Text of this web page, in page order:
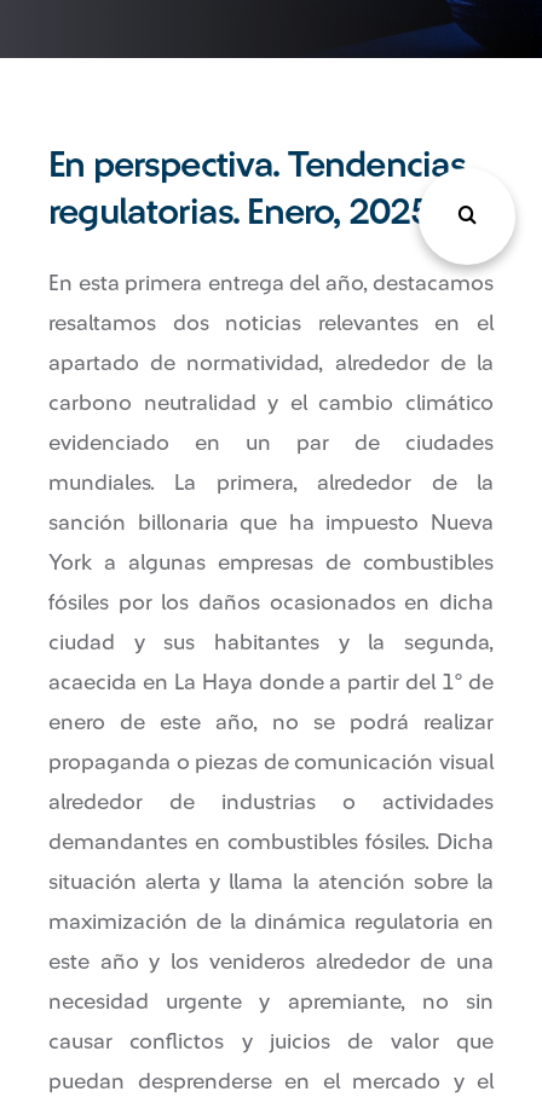
En perspectiva. Tendencias
regulatorias. Enero, 2025
En esta primera entrega del año, destacamos
resaltamos dos noticias relevantes en el
apartado de normatividad, alrededor de la
carbono neutralidad y el cambio climático
evidenciado en un par de ciudades
mundiales. La primera, alrededor de la
sanción billonaria que ha impuesto Nueva
York a algunas empresas de combustibles
fósiles por los daños ocasionados en dicha
ciudad y sus habitantes y la segunda,
acaecida en La Haya donde a partir del 1° de
enero de este año, no se podrá realizar
propaganda o piezas de comunicación visual
alrededor de industrias o actividades
demandantes en combustibles fósiles. Dicha
situación alerta y llama la atención sobre la
maximización de la dinámica regulatoria en
este año y los venideros alrededor de una
necesidad urgente y apremiante, no sin
causar conflictos y juicios de valor que
puedan desprenderse en el mercado y el